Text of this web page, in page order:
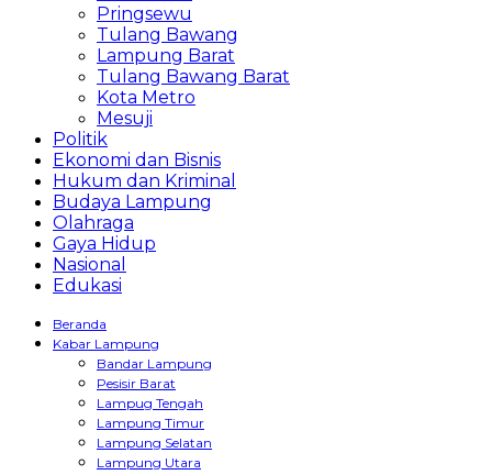
Pringsewu
Tulang Bawang
Lampung Barat
Tulang Bawang Barat
Kota Metro
Mesuji
Politik
Ekonomi dan Bisnis
Hukum dan Kriminal
Budaya Lampung
Olahraga
Gaya Hidup
Nasional
Edukasi
Beranda
Kabar Lampung
Bandar Lampung
Pesisir Barat
Lampug Tengah
Lampung Timur
Lampung Selatan
Lampung Utara